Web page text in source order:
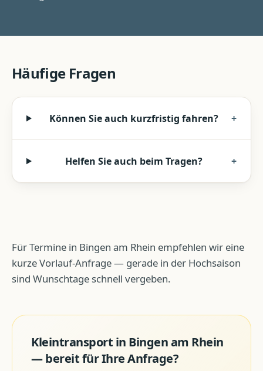
Häufige Fragen
Können Sie auch kurzfristig fahren? +
Helfen Sie auch beim Tragen? +
Für Termine in Bingen am Rhein empfehlen wir eine
kurze Vorlauf-Anfrage — gerade in der Hochsaison
sind Wunschtage schnell vergeben.
Kleintransport in Bingen am Rhein
— bereit für Ihre Anfrage?